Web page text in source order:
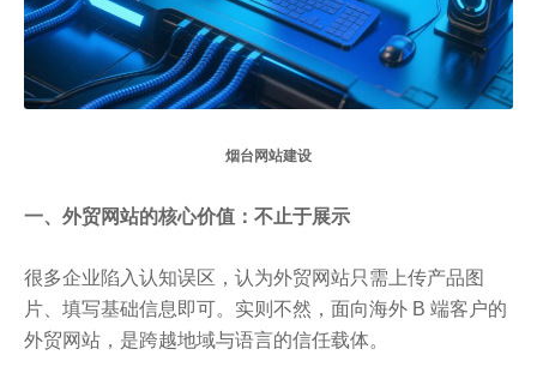
烟台网站建设
一、外贸网站的核心价值：不止于展示
很多企业陷入认知误区，认为外贸网站只需上传产品图
片、填写基础信息即可。实则不然，面向海外 B 端客户的
外贸网站，是跨越地域与语言的信任载体。